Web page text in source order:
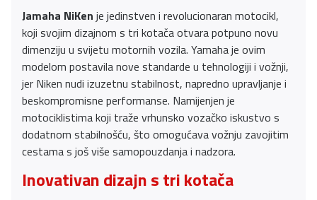
Jamaha NiKen je jedinstven i revolucionaran motocikl,
koji svojim dizajnom s tri kotača otvara potpuno novu
dimenziju u svijetu motornih vozila. Yamaha je ovim
modelom postavila nove standarde u tehnologiji i vožnji,
jer Niken nudi izuzetnu stabilnost, napredno upravljanje i
beskompromisne performanse. Namijenjen je
motociklistima koji traže vrhunsko vozačko iskustvo s
dodatnom stabilnošću, što omogućava vožnju zavojitim
cestama s još više samopouzdanja i nadzora.
Inovativan dizajn s tri kotača